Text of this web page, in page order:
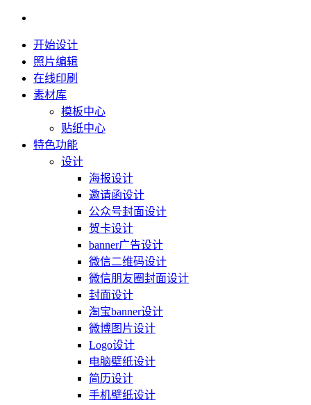
开始设计
照片编辑
在线印刷
素材库
模板中心
贴纸中心
特色功能
设计
海报设计
邀请函设计
公众号封面设计
贺卡设计
banner广告设计
微信二维码设计
微信朋友圈封面设计
封面设计
淘宝banner设计
微博图片设计
Logo设计
电脑壁纸设计
简历设计
手机壁纸设计